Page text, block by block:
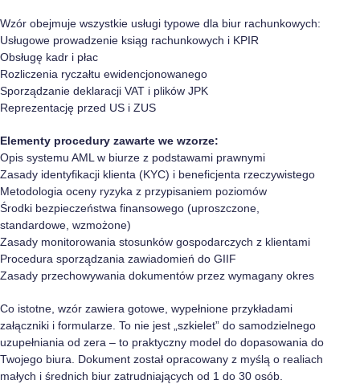
Wzór obejmuje wszystkie usługi typowe dla biur rachunkowych:
Usługowe prowadzenie ksiąg rachunkowych i KPIR
Obsługę kadr i płac
Rozliczenia ryczałtu ewidencjonowanego
Sporządzanie deklaracji VAT i plików JPK
Reprezentację przed US i ZUS
Elementy procedury zawarte we wzorze:
Opis systemu AML w biurze z podstawami prawnymi
Zasady identyfikacji klienta (KYC) i beneficjenta rzeczywistego
Metodologia oceny ryzyka z przypisaniem poziomów
Środki bezpieczeństwa finansowego (uproszczone,
standardowe, wzmożone)
Zasady monitorowania stosunków gospodarczych z klientami
Procedura sporządzania zawiadomień do GIIF
Zasady przechowywania dokumentów przez wymagany okres
Co istotne, wzór zawiera gotowe, wypełnione przykładami
załączniki i formularze. To nie jest „szkielet” do samodzielnego
uzupełniania od zera – to praktyczny model do dopasowania do
Twojego biura. Dokument został opracowany z myślą o realiach
małych i średnich biur zatrudniających od 1 do 30 osób.